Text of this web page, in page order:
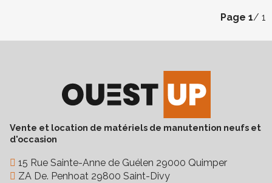
Page 1/ 1
Vente et location de matériels de manutention neufs et
d'occasion
15 Rue Sainte-Anne de Guélen 29000 Quimper
ZA De. Penhoat 29800 Saint-Divy